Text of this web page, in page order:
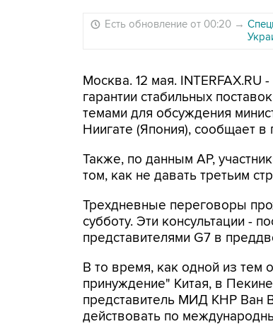
Есть обновление от 00:20 →
Москва. 12 мая. INTERFAX.RU
гарантии стабильных
темами для обсуждения
Ниигате (Япония), сообщает в
Также, по данным AP,
том, как не давать третьим
Трехдневные переговоры
субботу. Эти консультации -
представителями G7 в
В то время, как одной из тем
принуждение" Китая, в
представитель МИД КНР Ван
действовать по